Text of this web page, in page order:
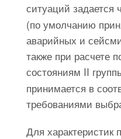
ситуаций
(по умолчанию
аварийных и
также при расчете
состояниям II
принимается в
требованиями
Для характеристик